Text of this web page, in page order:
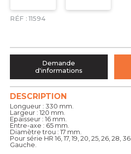
RÉF : 11594
DESCRIPTION
Longueur : 330 mm.
Largeur : 120 mm.
Epaisseur : 16 mm.
Entre-axe : 65 mm.
Diamètre trou : 17 mm.
Pour série HR 16, 17, 19, 20, 25, 26, 28, 36.
Gauche.
Demande
d'informations